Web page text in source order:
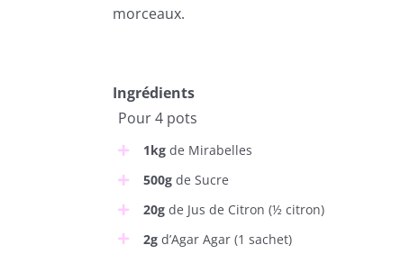
morceaux.
Ingrédients
Pour 4 pots
1kgde Mirabelles
500gde Sucre
20gde Jus de Citron (½ citron)
2gd’Agar Agar (1 sachet)